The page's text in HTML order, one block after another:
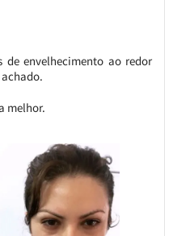
de envelhecimento ao redor
achado.
melhor.